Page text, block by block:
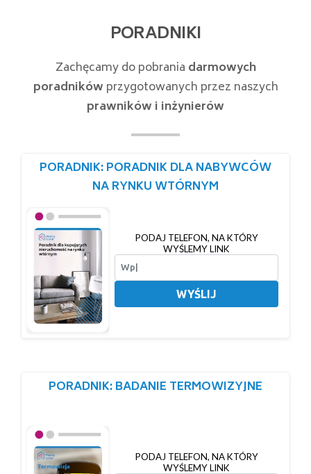
PORADNIKI
Zachęcamy do pobrania darmowych
poradników przygotowanych przez naszych
prawników i inżynierów
PORADNIK: PORADNIK DLA NABYWCÓW
NA RYNKU WTÓRNYM
PODAJ TELEFON, NA KTÓRY
WYŚLEMY LINK
WYŚLIJ
PORADNIK: BADANIE TERMOWIZYJNE
PODAJ TELEFON, NA KTÓRY
WYŚLEMY LINK